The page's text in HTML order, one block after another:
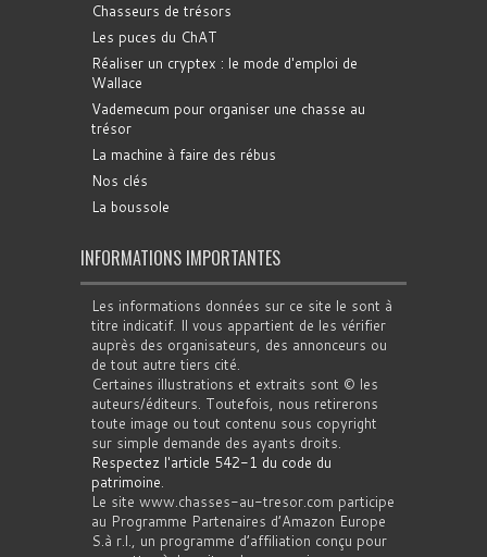
Chasseurs de trésors
Les puces du ChAT
Réaliser un cryptex : le mode d'emploi de
Wallace
Vademecum pour organiser une chasse au
trésor
La machine à faire des rébus
Nos clés
La boussole
INFORMATIONS IMPORTANTES
Les informations données sur ce site le sont à
titre indicatif. Il vous appartient de les vérifier
auprès des organisateurs, des annonceurs ou
de tout autre tiers cité.
Certaines illustrations et extraits sont © les
auteurs/éditeurs. Toutefois, nous retirerons
toute image ou tout contenu sous copyright
sur simple demande des ayants droits.
Respectez l'article 542-1 du code du
patrimoine.
Le site www.chasses-au-tresor.com participe
au Programme Partenaires d’Amazon Europe
S.à r.l., un programme d’affiliation conçu pour